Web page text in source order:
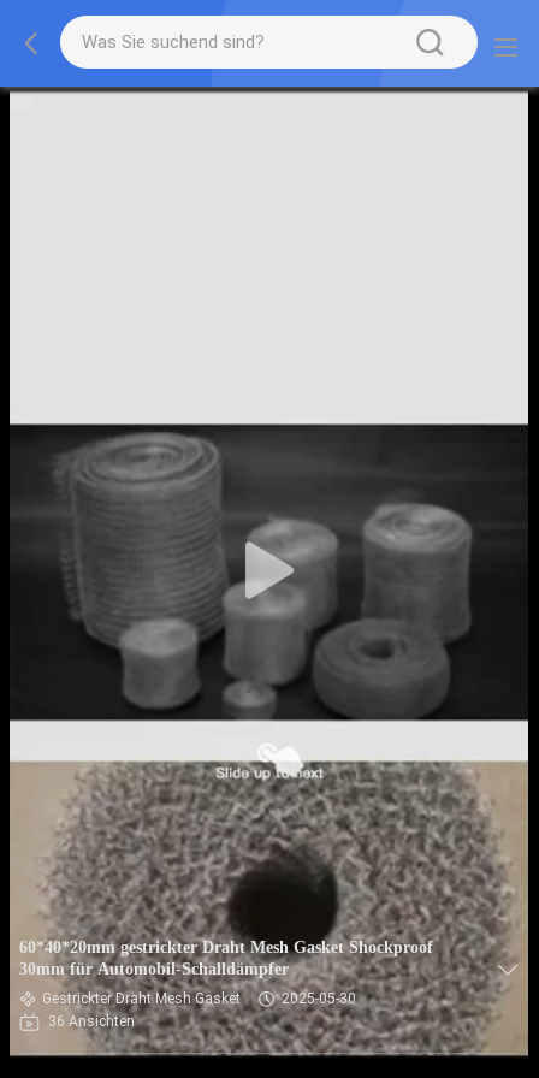
60*40*20mm gestrickter Draht Mesh Gasket Shockproof
30mm für Automobil-Schalldämpfer
Gestrickter Draht Mesh Gasket
2025-05-30
36 Ansichten